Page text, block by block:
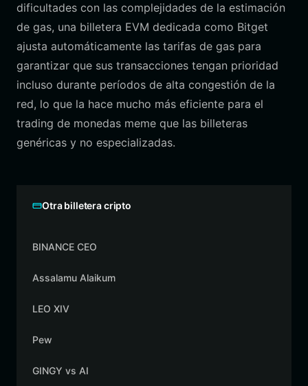
dificultades con las complejidades de la estimación
de gas, una billetera EVM dedicada como Bitget
ajusta automáticamente las tarifas de gas para
garantizar que sus transacciones tengan prioridad
incluso durante períodos de alta congestión de la
red, lo que la hace mucho más eficiente para el
trading de monedas meme que las billeteras
genéricas y no especializadas.
Otra billetera cripto
BINANCE CEO
Assalamu Alaikum
LEO XIV
Pew
GINGY vs AI